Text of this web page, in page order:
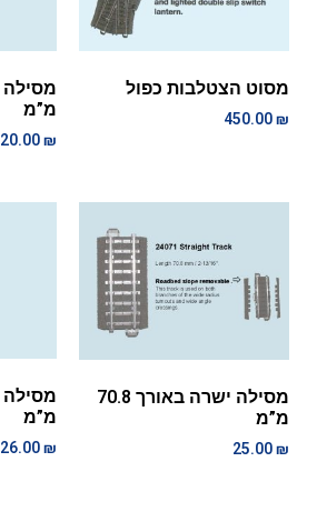
מסוט הצטלבות כפול
450.00₪
מ”מ
20.00₪
מסילה ישרה באורך 70.8
מ”מ
25.00₪
מ”מ
26.00₪